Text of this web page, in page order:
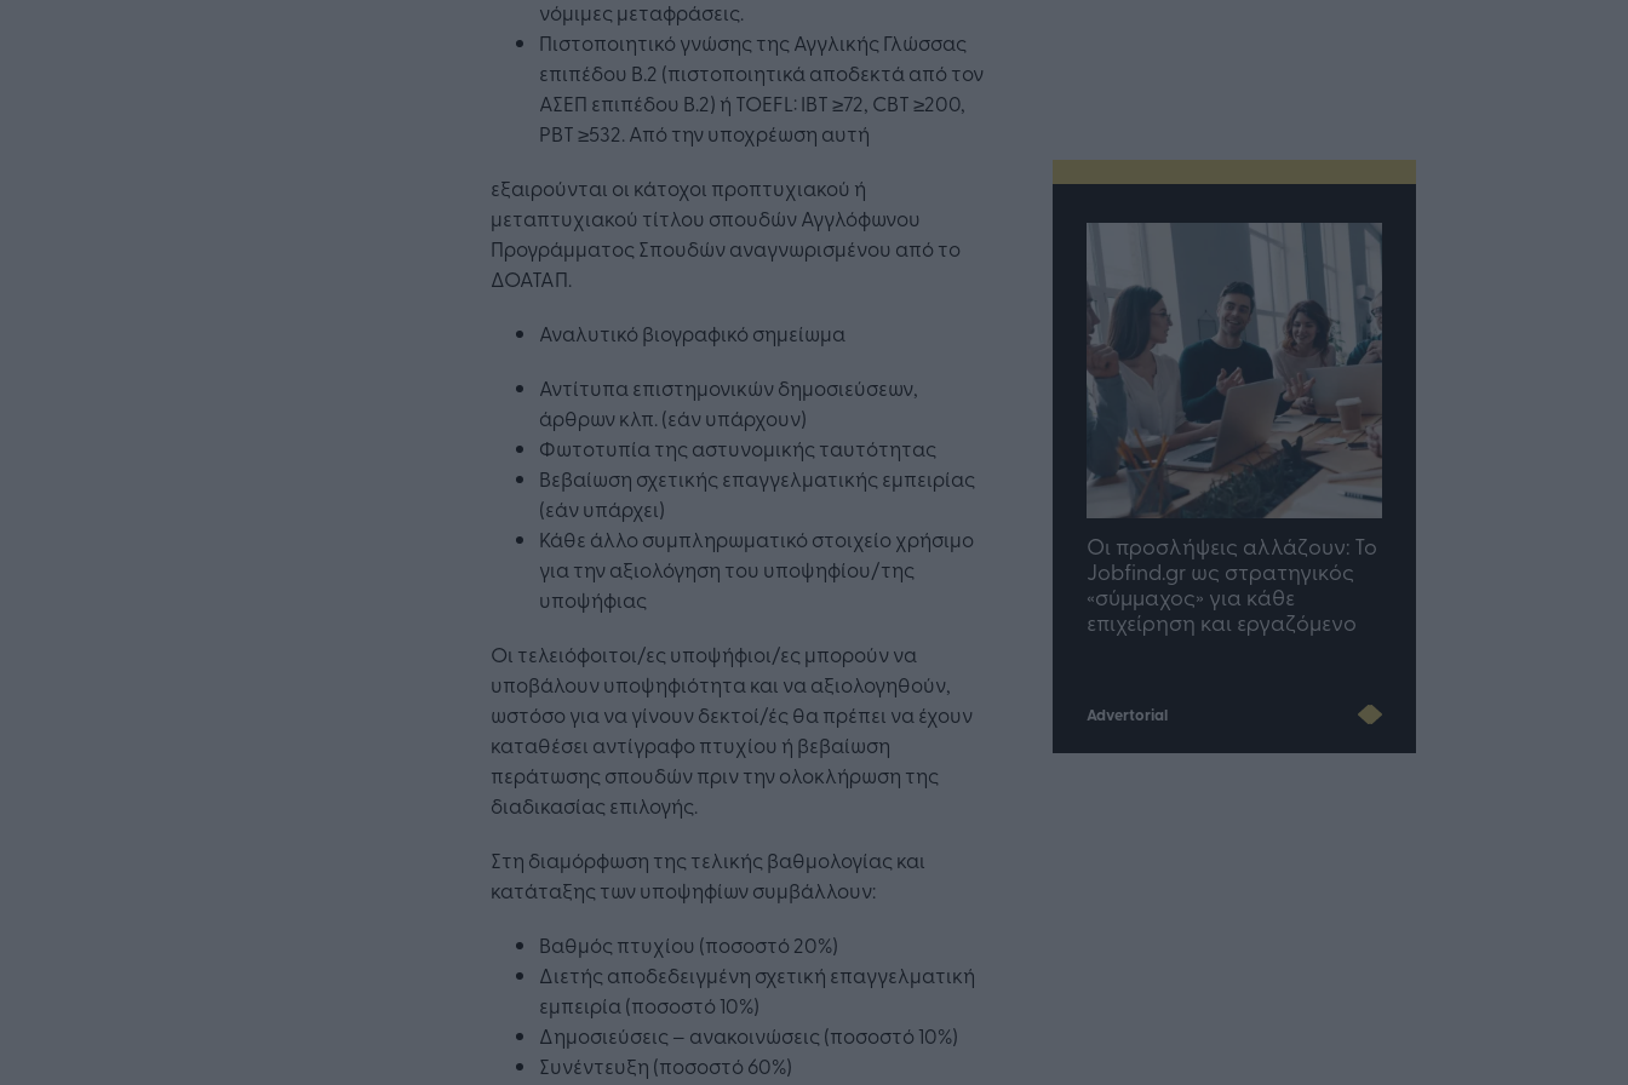
νόμιμες μεταφράσεις.
Πιστοποιητικό γνώσης της Αγγλικής Γλώσσας
επιπέδου Β.2 (πιστοποιητικά αποδεκτά από τον
ΑΣΕΠ επιπέδου Β.2) ή TOEFL: IBT ≥72, CBT ≥200,
PBT ≥532. Από την υποχρέωση αυτή
εξαιρούνται οι κάτοχοι προπτυχιακού ή
μεταπτυχιακού τίτλου σπουδών Αγγλόφωνου
Προγράμματος Σπουδών αναγνωρισμένου από το
ΔΟΑΤΑΠ.
Αναλυτικό βιογραφικό σημείωμα
Αντίτυπα επιστημονικών δημοσιεύσεων,
άρθρων κλπ. (εάν υπάρχουν)
Φωτοτυπία της αστυνομικής ταυτότητας
Βεβαίωση σχετικής επαγγελματικής εμπειρίας
(εάν υπάρχει)
Κάθε άλλο συμπληρωματικό στοιχείο χρήσιμο
για την αξιολόγηση του υποψηφίου/της
υποψήφιας
Οι τελειόφοιτοι/ες υποψήφιοι/ες μπορούν να
υποβάλουν υποψηφιότητα και να αξιολογηθούν,
ωστόσο για να γίνουν δεκτοί/ές θα πρέπει να έχουν
καταθέσει αντίγραφο πτυχίου ή βεβαίωση
περάτωσης σπουδών πριν την ολοκλήρωση της
διαδικασίας επιλογής.
Στη διαμόρφωση της τελικής βαθμολογίας και
κατάταξης των υποψηφίων συμβάλλουν:
Βαθμός πτυχίου (ποσοστό 20%)
Διετής αποδεδειγμένη σχετική επαγγελματική
εμπειρία (ποσοστό 10%)
Δημοσιεύσεις – ανακοινώσεις (ποσοστό 10%)
Συνέντευξη (ποσοστό 60%)
Η Τεχνητή Νοημοσύνη: το νέο
λειτουργικό σύστημα της
επιχείρησης
Οι προσλήψεις αλλάζουν: To
Jobfind.gr ως στρατηγικός
TP Greece: Πώς
διαμορφώνεται το μέλλον
του Insurance στην εποχή
του AI
Advertorial